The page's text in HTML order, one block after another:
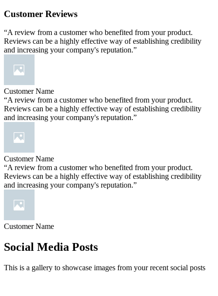
Customer Reviews
“A review from a customer who benefited from your product.
Reviews can be a highly effective way of establishing credibility
and increasing your company's reputation.”
Customer Name
“A review from a customer who benefited from your product.
Reviews can be a highly effective way of establishing credibility
and increasing your company's reputation.”
Customer Name
“A review from a customer who benefited from your product.
Reviews can be a highly effective way of establishing credibility
and increasing your company's reputation.”
Customer Name
Social Media Posts
This is a gallery to showcase images from your recent social posts